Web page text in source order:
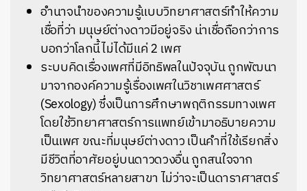
อำนาจนำของความรู้แบบวิทยาศาสตร์ทำให้ความ
เชื่อที่ว่า มนุษย์ต่างดาวมีอยู่จริง น่าเชื่อถือกว่าการ
บอกว่าโลกนี้ไม่ได้มีแค่ 2 เพศ
ระบบคิดเรื่องเพศที่มีอิทธิพลในปัจจุบัน ถูกพัฒนา
มาจากองค์ความรู้เรื่องเพศในวิชาเพศศาสตร์
(Sexology) ซึ่งเป็นการศึกษาพฤติกรรมทางเพศ
โดยใช้วิทยาศาสตร์การแพทย์เข้ามาอธิบายความ
เป็นเพศ ขณะที่มนุษย์ต่างดาว เป็นคำที่ใช้เรียกสิ่ง
มีชีวิตที่อาศัยอยู่บนดาวดวงอื่น ถูกสนใจจาก
วิทยาศาสตร์หลายสาขา ไม่ว่าจะเป็นดาราศาสตร์